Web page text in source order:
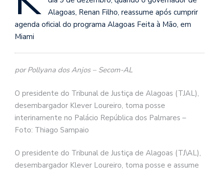
Alagoas, Renan Filho, reassume após cumprir
agenda oficial do programa Alagoas Feita à Mão, em
Miami
por Pollyana dos Anjos – Secom-AL
O presidente do Tribunal de Justiça de Alagoas (TJAL),
desembargador Klever Loureiro, toma posse
interinamente no Palácio República dos Palmares –
Foto: Thiago Sampaio
O presidente do Tribunal de Justiça de Alagoas (TJ\AL),
desembargador Klever Loureiro, toma posse e assume